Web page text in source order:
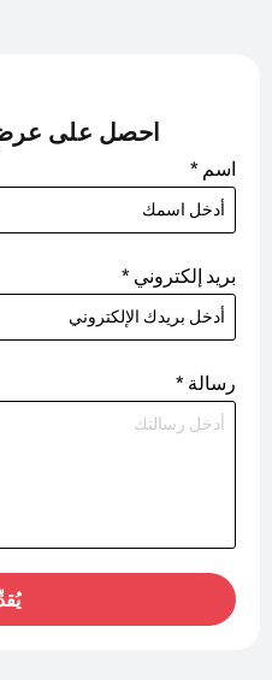
احصل على
اسم *
بريد إلكتروني *
رسالة *